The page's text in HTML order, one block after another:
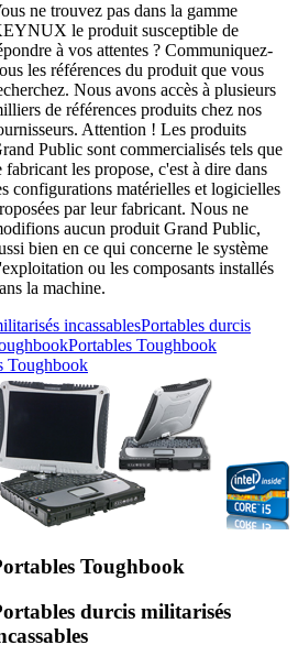
ne trouvez pas dans la gamme
le produit susceptible de
à vos attentes ? Communiquez-
les références du produit que vous
Nous avons accès à plusieurs
de références produits chez nos
Attention ! Les produits
Public sont commercialisés tels que
fabricant les propose, c'est à dire dans
configurations matérielles et logicielles
par leur fabricant. Nous ne
aucun produit Grand Public,
bien en ce qui concerne le système
ou les composants installés
la machine.
Portables durcis
Portables Toughbook
Toughbook
Toughbook
durcis militarisés